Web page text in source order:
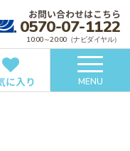
お問い合わせはこちら
0570-07-1122
10:00～20:00（ナビダイヤル）
に入り MENU